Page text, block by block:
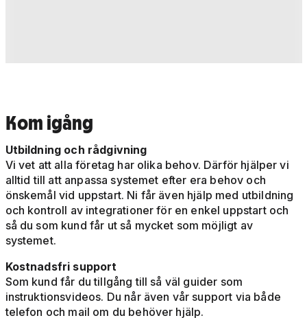
Kom igång
Utbildning och rådgivning
Vi vet att alla företag har olika behov. Därför hjälper vi
alltid till att anpassa systemet efter era behov och
önskemål vid uppstart. Ni får även hjälp med utbildning
och kontroll av integrationer för en enkel uppstart och
så du som kund får ut så mycket som möjligt av
systemet.
Kostnadsfri support
Som kund får du tillgång till så väl guider som
instruktionsvideos. Du når även vår support via både
telefon och mail om du behöver hjälp.